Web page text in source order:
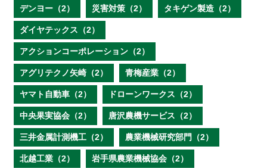
デンヨー（2） 災害対策（2） タキゲン製造（2）
ダイヤテックス（2）
アクションコーポレーション（2）
アグリテクノ矢崎（2） 青梅産業（2）
ヤマト自動車（2） ドローンワークス（2）
中央果実協会（2） 唐沢農機サービス（2）
三井金属計測機工（2） 農業機械研究部門（2）
北越工業（2） 岩手県農業機械協会（2）